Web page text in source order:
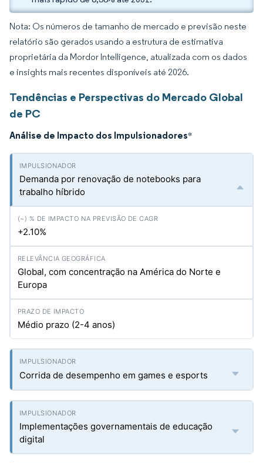
Nota: Os números de tamanho de mercado e previsão neste
relatório são gerados usando a estrutura de estimativa
proprietária da Mordor Intelligence, atualizada com os dados
e insights mais recentes disponíveis até 2026.
Tendências e Perspectivas do Mercado Global
de PC
Análise de Impacto dos Impulsionadores*
Demanda por renovação de notebooks para
trabalho híbrido
+2.10%
Global, com concentração na América do Norte e
Europa
Médio prazo (2-4 anos)
Corrida de desempenho em games e esports
Implementações governamentais de educação
digital